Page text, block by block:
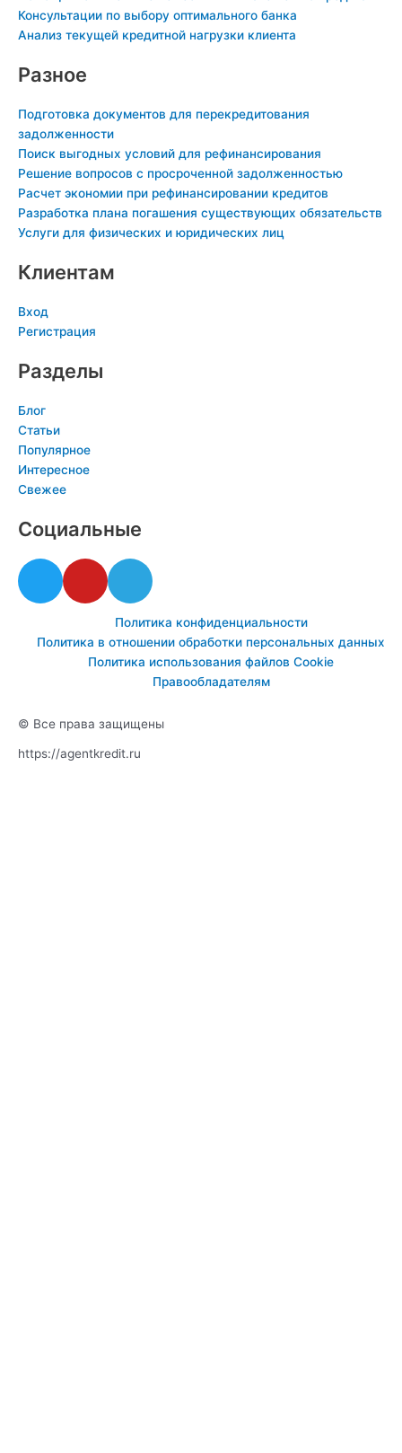
k
i
Консультации по выбору оптимального банка
Анализ текущей кредитной нагрузки клиента
Разное
Подготовка документов для перекредитования
задолженности
Поиск выгодных условий для рефинансирования
Решение вопросов с просроченной задолженностью
Расчет экономии при рефинансировании кредитов
Разработка плана погашения существующих обязательств
Услуги для физических и юридических лиц
Клиентам
Вход
Регистрация
Разделы
Блог
Статьи
Популярное
Интересное
Свежее
Социальные
T
w
t
Y
t
u
T
l
e
g
m
Политика конфиденциальности
Политика в отношении обработки персональных данных
Политика использования файлов Cookie
Правообладателям
© Все права защищены
https://agentkredit.ru